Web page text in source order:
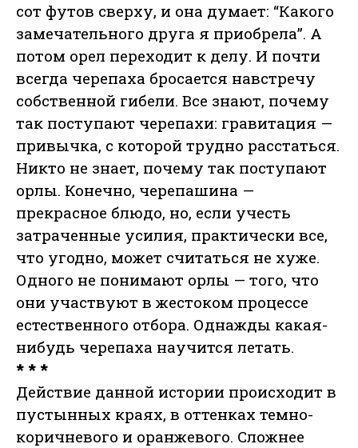
сот футов сверху, и она думает: “Какого
замечательного друга я приобрела”. А
потом орел переходит к делу. И почти
всегда черепаха бросается навстречу
собственной гибели. Все знают, почему
так поступают черепахи: гравитация —
привычка, с которой трудно расстаться.
Никто не знает, почему так поступают
орлы. Конечно, черепашина —
прекрасное блюдо, но, если учесть
затраченные усилия, практически все,
что угодно, может считаться не хуже.
Одного не понимают орлы — того, что
они участвуют в жестоком процессе
естественного отбора. Однажды какая-
нибудь черепаха научится летать.
* * *
Действие данной истории происходит в
пустынных краях, в оттенках темно-
коричневого и оранжевого. Сложнее